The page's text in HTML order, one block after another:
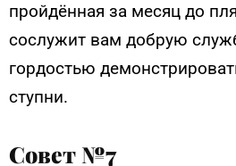
пройдённая за месяц до
сослужит вам добрую
гордостью
ступни.
Совет №7